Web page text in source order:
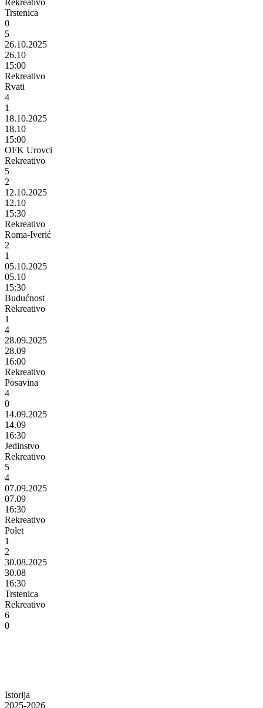
Trstenica
0
5
26.10.2025
26.10
15:00
Rekreativo
Rvati
4
1
18.10.2025
18.10
15:00
OFK Urovci
Rekreativo
5
2
12.10.2025
12.10
15:30
Rekreativo
Roma-Iverić
2
1
05.10.2025
05.10
15:30
Budućnost
Rekreativo
1
4
28.09.2025
28.09
16:00
Rekreativo
Posavina
4
0
14.09.2025
14.09
16:30
Jedinstvo
Rekreativo
5
4
07.09.2025
07.09
16:30
Rekreativo
Polet
1
2
30.08.2025
30.08
16:30
Trstenica
Rekreativo
6
0
Istorija
2025-2026